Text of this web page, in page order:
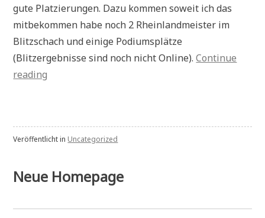
gute Platzierungen. Dazu kommen soweit ich das
mitbekommen habe noch 2 Rheinlandmeister im
Blitzschach und einige Podiumsplätze
(Blitzergebnisse sind noch nicht Online).Continue
reading
Veröffentlicht in Uncategorized
Neue Homepage